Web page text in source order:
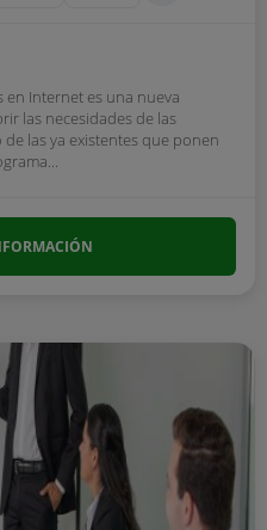
en Internet es una nueva
las necesidades de las
las ya existentes que ponen